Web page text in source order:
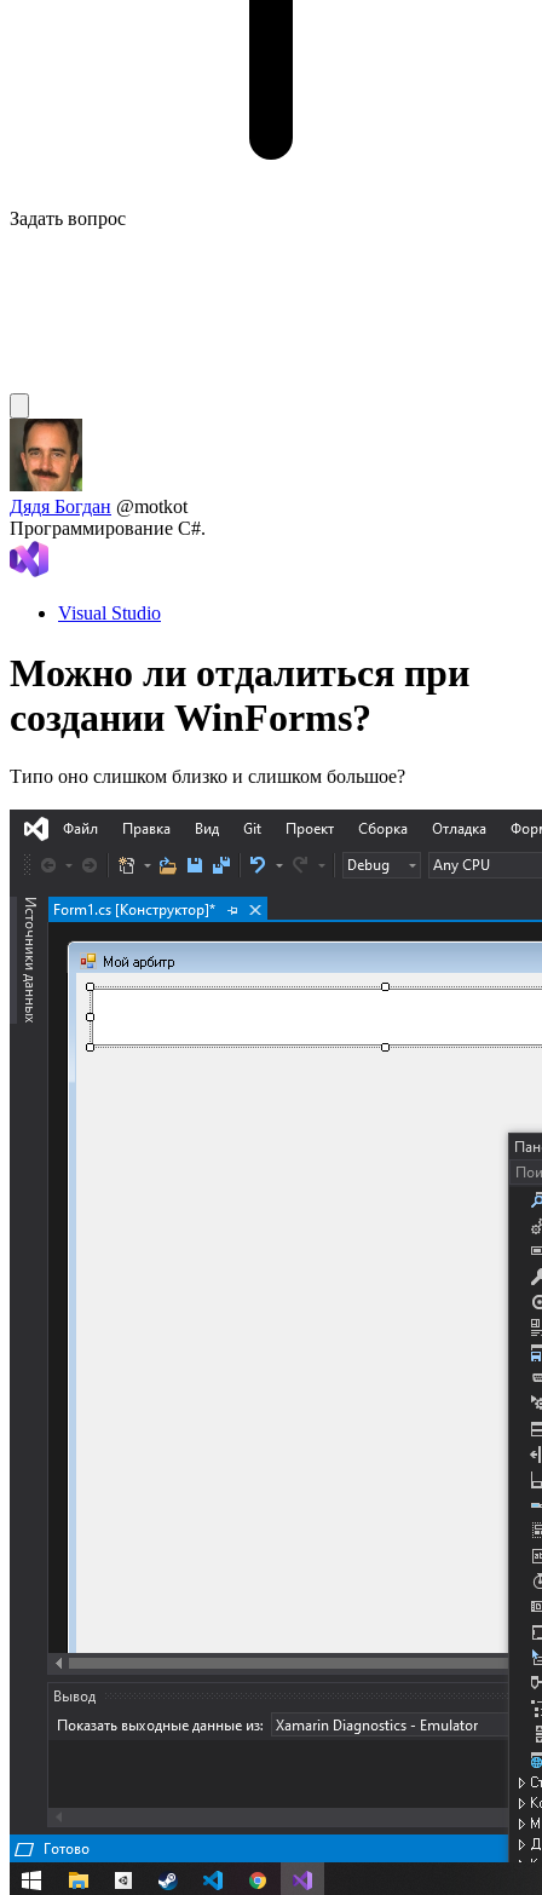
Задать вопрос
Дядя Богдан @motkot
Программирование C#.
Visual Studio
Можно ли отдалиться при
создании WinForms?
Типо оно слишком близко и слишком большое?